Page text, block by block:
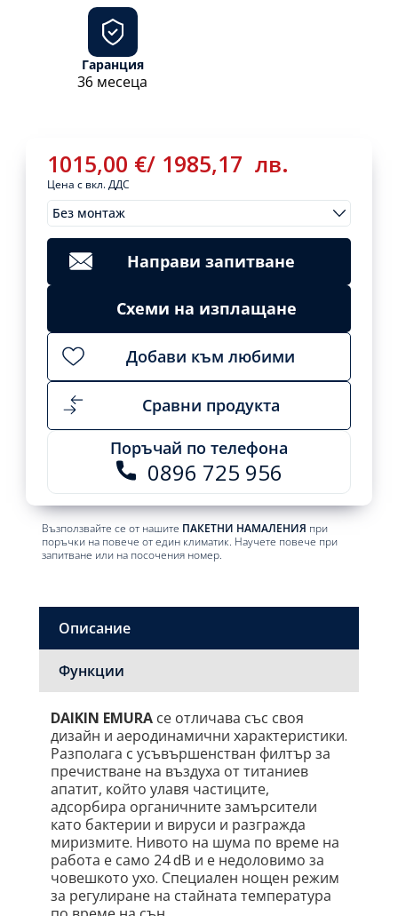
1015,00 €/ 1985,17 лв.
Цена с вкл. ДДС
Без монтаж
МонтажиClear
1015,00€/
1985,17
лв.
Вътрешно
тяло
мултисплит
DAIKIN
FTXJ35AW
Emura,
000
BTU
Направи запитване
Схеми на изплащане
Добави към любими
Сравни продукта
Поръчай по телефона
0896 725 956
Възползвайте се от нашите ПАКЕТНИ НАМАЛЕНИЯ при
поръчки на повече от един климатик. Научете повече при
запитване или на посочения номер.
Гаранция
36 месеца
Описание
Функции
DAIKIN EMURA се отличава със своя
дизайн и аеродинамични характеристики.
Разполага с усъвършенстван филтър за
пречистване на въздуха от титаниев
апатит, който улавя частиците,
адсорбира органичните замърсители
като бактерии и вируси и разгражда
миризмите. Нивото на шума по време на
работа е само 24 dB и е недоловимо за
човешкото ухо. Специален нощен режим
за регулиране на стайната температура